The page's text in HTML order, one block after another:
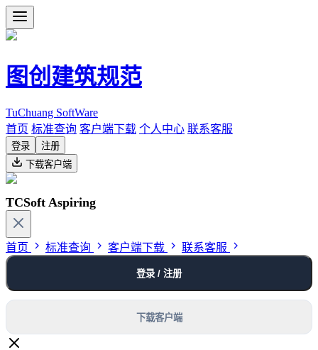
图创建筑规范
TuChuang SoftWare
首页 标准查询 客户端下载 个人中心 联系客服
登录
注册
下载客户端
TCSoft Aspiring
首页 标准查询 客户端下载 联系客服
登录 / 注册
下载客户端